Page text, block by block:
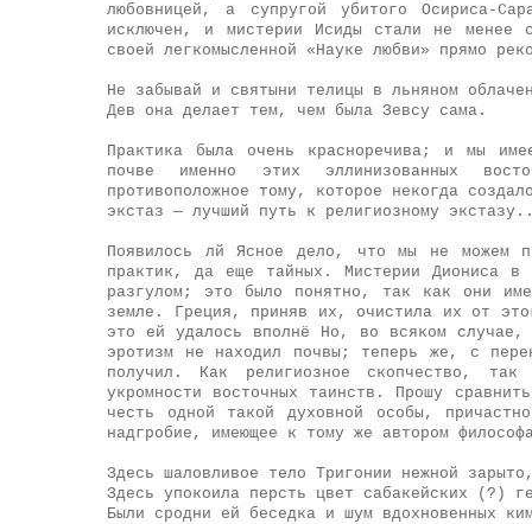
любовницей, а супругой убитого Осириса-
исключен, и мистерии Исиды стали не менее
своей легкомысленной «Науке любви» прямо
Не забывай и святыни телицы в льняном
Дев она делает тем, чем была Зевсу сама.
Практика была очень красноречива; и мы
почве именно этих эллинизованных
противоположное тому, которое некогда
экстаз — лучший путь к религиозному
Появилось лй Ясное дело, что мы не можем
практик, да еще тайных. Мистерии Диониса в
разгулом; это было понятно, так как они
земле. Греция, приняв их, очистила их от
это ей удалось вполнё Но, во всяком
эротизм не находил почвы; теперь же, с
получил. Как религиозное скопчество, так
укромности восточных таинств. Прошу
честь одной такой духовной особы,
надгробие, имеющее к тому же автором
Здесь шаловливое тело Тригонии нежной
Здесь упокоила персть цвет сабакейских (?)
Были сродни ей беседка и шум вдохновенных